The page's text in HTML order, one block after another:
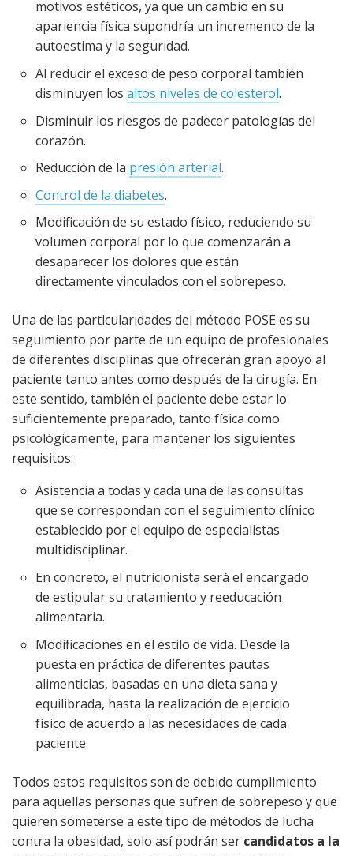
motivos estéticos, ya que un cambio en su
apariencia física supondría un incremento de la
autoestima y la seguridad.
Al reducir el exceso de peso corporal también
disminuyen los altos niveles de colesterol.
Disminuir los riesgos de padecer patologías del
corazón.
Reducción de la presión arterial.
Control de la diabetes.
Modificación de su estado físico, reduciendo su
volumen corporal por lo que comenzarán a
desaparecer los dolores que están
directamente vinculados con el sobrepeso.
Una de las particularidades del método POSE es su
seguimiento por parte de un equipo de profesionales
de diferentes disciplinas que ofrecerán gran apoyo al
paciente tanto antes como después de la cirugía. En
este sentido, también el paciente debe estar lo
suficientemente preparado, tanto física como
psicológicamente, para mantener los siguientes
requisitos:
Asistencia a todas y cada una de las consultas
que se correspondan con el seguimiento clínico
establecido por el equipo de especialistas
multidisciplinar.
En concreto, el nutricionista será el encargado
de estipular su tratamiento y reeducación
alimentaria.
Modificaciones en el estilo de vida. Desde la
puesta en práctica de diferentes pautas
alimenticias, basadas en una dieta sana y
equilibrada, hasta la realización de ejercicio
físico de acuerdo a las necesidades de cada
paciente.
Todos estos requisitos son de debido cumplimiento
para aquellas personas que sufren de sobrepeso y que
quieren someterse a este tipo de métodos de lucha
contra la obesidad, solo así podrán ser candidatos a la